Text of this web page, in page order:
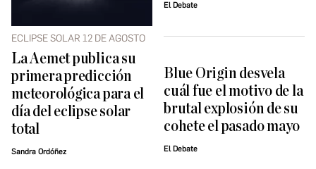
ECLIPSE SOLAR 12 DE AGOSTO
La Aemet publica su
primera predicción
meteorológica para el
día del eclipse solar
total
Sandra Ordóñez
El Debate
Blue Origin desvela
cuál fue el motivo de la
brutal explosión de su
cohete el pasado mayo
El Debate